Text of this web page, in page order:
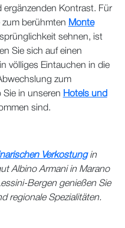
ergänzenden Kontrast. Für
zum berühmten Monte
sehnen, ist
Sie sich auf einen
völliges Eintauchen in die
zum
Sie in unseren Hotels und
sind.
Verkostungin
Albino Armani in Marano
Bergen genießen Sie
regionale Spezialitäten.